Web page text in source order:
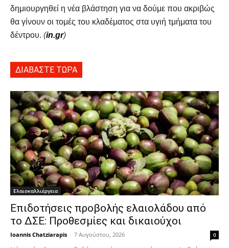
δημιουργηθεί η νέα βλάστηση για να δούμε που ακριβώς
θα γίνουν οι τομές του κλαδέματος στα υγιή τμήματα του
δέντρου. (in.gr)
ΔΙΑΒΑΣΤΕ ΤΩΡΑ
Ελαιοκαλλιέργεια
Επιδοτήσεις προβολής ελαιολάδου από
το ΔΣΕ: Προθεσμίες και δικαιούχοι
Ioannis Chatziarapis - 7 Αυγούστου, 2026 0